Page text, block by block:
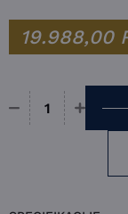
19.988,00
Tiganj Paderno